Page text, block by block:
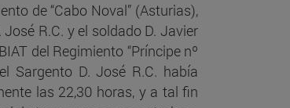
de “Cabo Noval” (Asturias),
R.C. y el soldado D. Javier
del Regimiento “Príncipe nº
Sargento D. José R.C. había
las 22,30 horas, y a tal fin